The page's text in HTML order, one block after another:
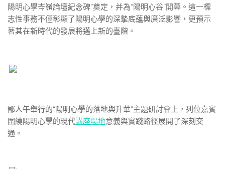
陽明心學岑嶺論壇紀念碑”奠定，并為“陽明心谷”開幕。這一標
志性事務不僅彰顯了陽明心學的深摯底蘊與廣泛影響，更預示
著其在新時代的發展將邁上新的臺階。
鄙人午舉行的“陽明心學的落地與升華”主題研討會上，列位嘉賓
圍繞陽明心學的現代講座場地意義與實踐路徑展開了深刻交
通。